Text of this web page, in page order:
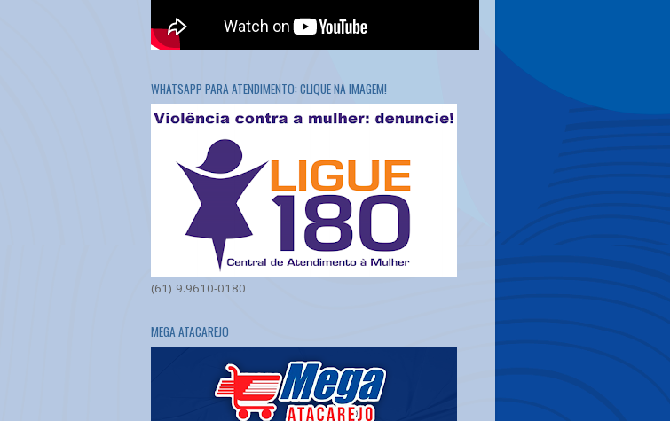
WHATSAPP PARA ATENDIMENTO: CLIQUE NA IMAGEM!
(61) 9.9610-0180
MEGA ATACAREJO